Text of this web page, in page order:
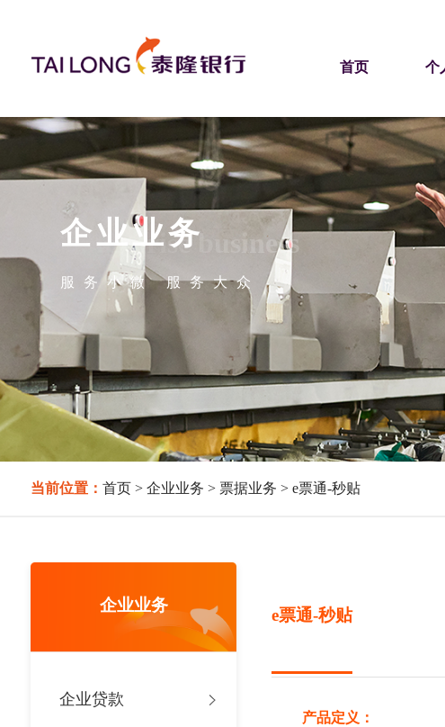
首页 个
企业业务
Enterprise business
服务小微 服务大众
当前位置： 首页> 企业业务 > 票据业务 > e票通-秒贴
企业业务
企业贷款
e票通-秒贴
产品定义：